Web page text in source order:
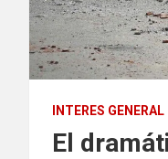
INTERES GENERAL
El